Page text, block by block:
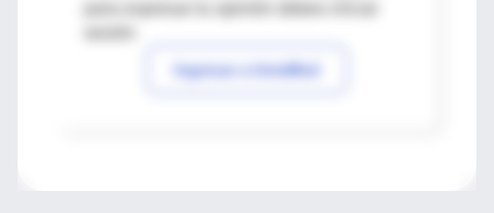
Ingresar a IntraMed